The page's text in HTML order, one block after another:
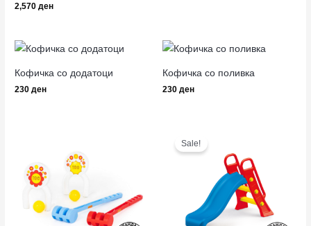
2,570ден
Кофичка со додатоци
230ден
Кофичка со поливка
230 ден
Sale!
was:
3,490 ден.2,690 ден.